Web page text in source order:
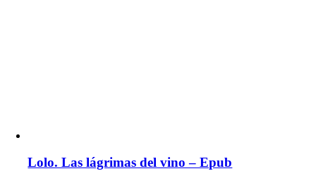
Lolo. Las lágrimas del vino – Epub